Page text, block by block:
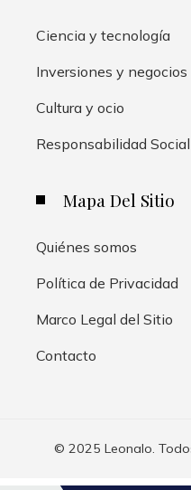
Ciencia y tecnología
Inversiones y negocios
Cultura y ocio
Responsabilidad Social
Mapa Del Sitio
Quiénes somos
Política de Privacidad
Marco Legal del Sitio
Contacto
© 2025 Leonalo.